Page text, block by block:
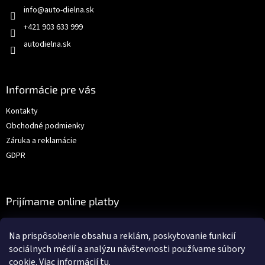
Na prispôsobenie obsahu a reklám, poskytovanie funkcií
sociálnych médií a analýzu návštevnosti používame súbory
cookie. Viac informáciítu.
info@auto-dielna.sk
+421 903 633 999
autodielna.sk
Informácie pre vás
Kontakty
Obchodné podmienky
Záruka a reklamácie
GDPR
Prijímame online platby